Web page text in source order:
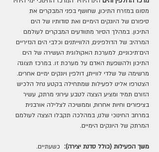
מסוגו במזרח התיכון, שחושף בפני המבקרים את
סיפורם של היונקים הימיים ואת סודותיו של הים
התיכון. במהלך הסיור מתוודעים המבקרים לעולמם
המרהיב של הדולפינים, הלווייתנים וכלבי הים הנזיריים
הים־תיכוניים, למערכת האקולוגית העשירה של הים
התיכון ולהשפעת האדם על מערכת זו. במרכז תצוגה
מרשימה של שלדי לווייתן, דולפין ויונקים ימיים אחרים.
הצטרפו אלינו לפעילות שמתחילה בקטע נחל הלכיש
הזורם תמיד ומציע הצצה לטבע עירוני מרתק, עשיר
בציפורים וחיות אחרות, וממשיכה לצלילה אורבנית
במרחב החינוכי שלנו, במהלכה תקבלו הצצה לעולמם
המרתק של היונקים הימיים.
משך הפעילות (כולל סדנת יצירה): כשעתיים.